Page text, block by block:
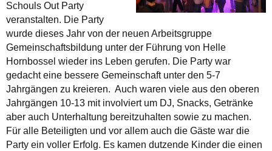
Schouls Out Party
veranstalten. Die Party
wurde dieses Jahr von der neuen Arbeitsgruppe
Gemeinschaftsbildung unter der Führung von Helle
Hornbossel wieder ins Leben gerufen. Die Party war
gedacht eine bessere Gemeinschaft unter den 5-7
Jahrgängen zu kreieren. Auch waren viele aus den oberen
Jahrgängen 10-13 mit involviert um DJ, Snacks, Getränke
aber auch Unterhaltung bereitzuhalten sowie zu machen.
Für alle Beteiligten und vor allem auch die Gäste war die
Party ein voller Erfolg. Es kamen dutzende Kinder die einen